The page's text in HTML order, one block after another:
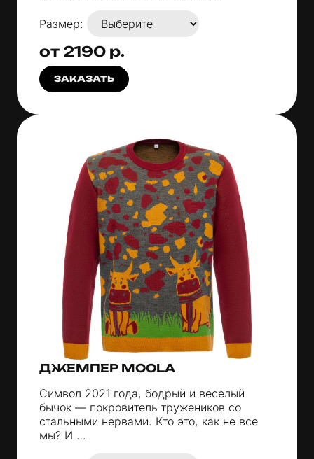
Размер:
от 2190 р.
ЗАКАЗАТЬ
ДЖЕМПЕР MOOLA
Символ 2021 года, бодрый и веселый
бычок — покровитель тружеников со
стальными нервами. Кто это, как не все
мы? И …